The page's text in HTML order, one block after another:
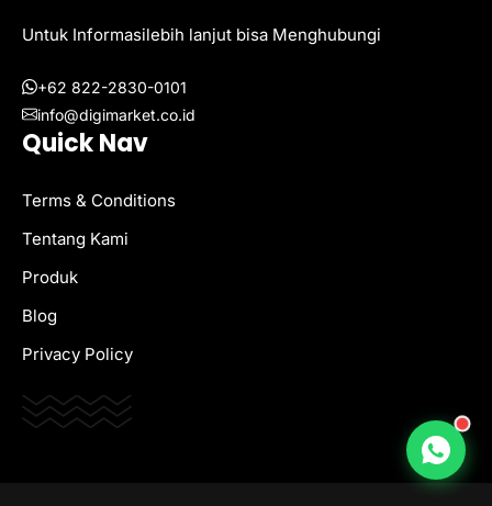
Untuk Informasilebih lanjut bisa Menghubungi
+62 822-2830-0101
info@digimarket.co.id
Quick Nav
Terms & Conditions
Tentang Kami
Produk
Blog
Privacy Policy